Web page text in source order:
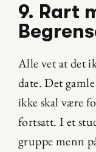
9. Rart
Alle vet at det
date. Det
ikke skal være
fortsatt. I et
gruppe menn